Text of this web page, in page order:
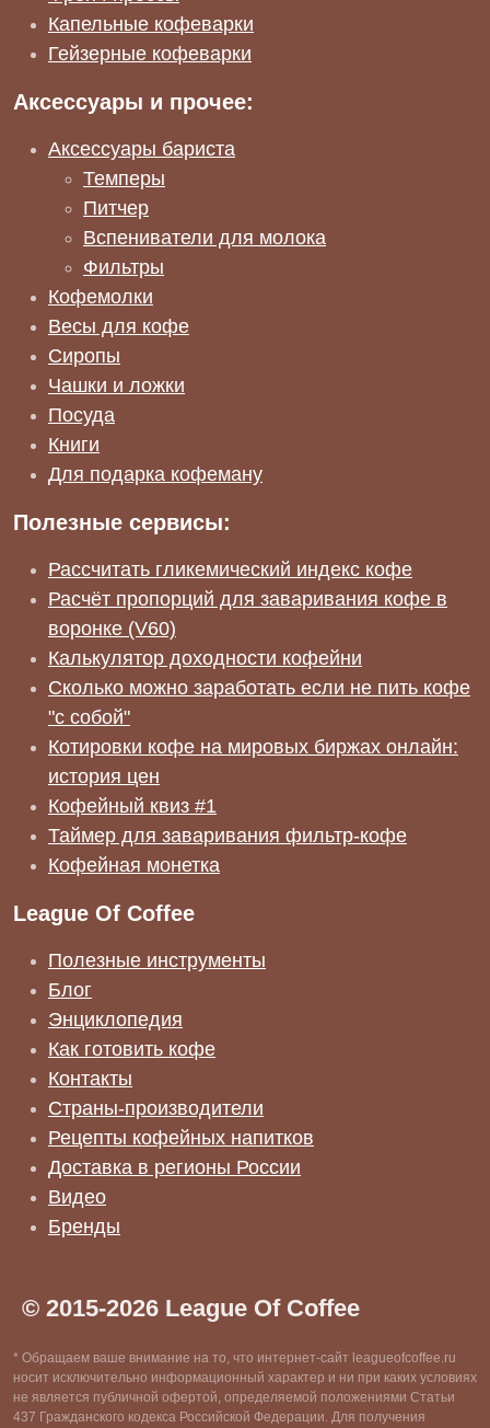
Капельные кофеварки
Гейзерные кофеварки
Аксессуары и прочее:
Аксессуары бариста
Темперы
Питчер
Вспениватели для молока
Фильтры
Кофемолки
Весы для кофе
Сиропы
Чашки и ложки
Посуда
Книги
Для подарка кофеману
Полезные сервисы:
Рассчитать гликемический индекс кофе
Расчёт пропорций для заваривания кофе в
воронке (V60)
Калькулятор доходности кофейни
Сколько можно заработать если не пить кофе
"с собой"
Котировки кофе на мировых биржах онлайн:
история цен
Кофейный квиз #1
Таймер для заваривания фильтр-кофе
Кофейная монетка
League Of Coffee
Полезные инструменты
Блог
Энциклопедия
Как готовить кофе
Контакты
Страны-производители
Рецепты кофейных напитков
Доставка в регионы России
Видео
Бренды
© 2015-2026 League Of Coffee
* Обращаем ваше внимание на то, что интернет-сайт leagueofcoffee.ru
носит исключительно информационный характер и ни при каких условиях
не является публичной офертой, определяемой положениями Статьи
437 Гражданского кодекса Российской Федерации. Для получения